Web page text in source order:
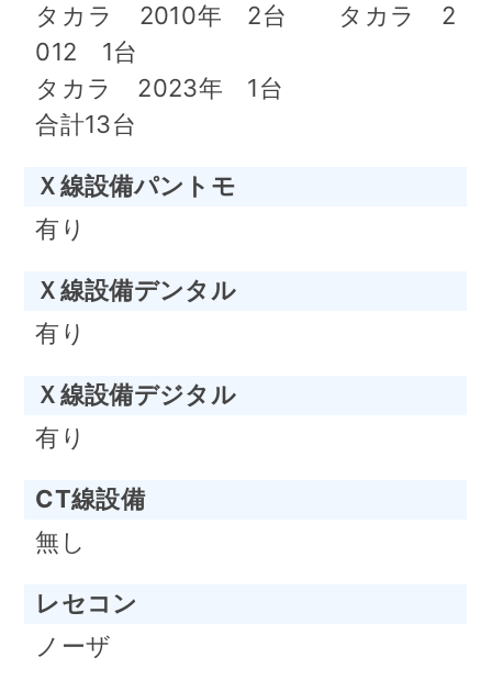
タカラ 2010年 2台 タカラ 2
012 1台
タカラ 2023年 1台
合計13台
Ｘ線設備パントモ
有り
Ｘ線設備デンタル
有り
Ｘ線設備デジタル
有り
CT線設備
無し
レセコン
ノーザ